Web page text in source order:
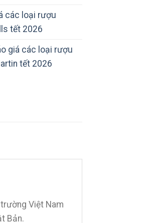
các loại rượu
tết 2026
giá các loại rượu
tết 2026
Việt Nam
Bản.